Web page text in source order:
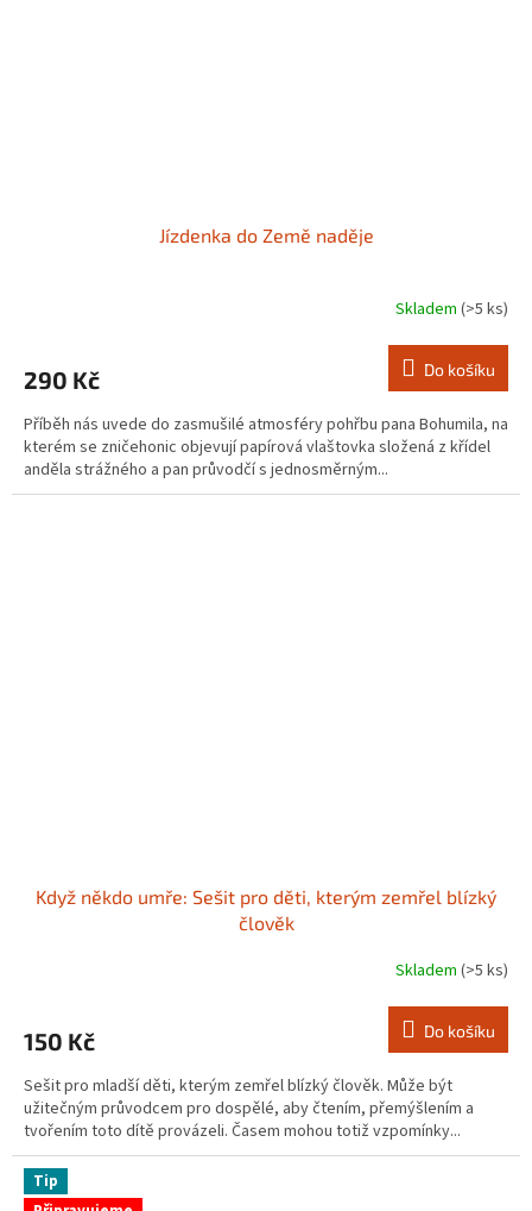
Jízdenka do Země naděje
Skladem (>5 ks)
290 Kč Do košíku
Příběh nás uvede do zasmušilé atmosféry pohřbu pana Bohumila, na
kterém se zničehonic objevují papírová vlaštovka složená z křídel
anděla strážného a pan průvodčí s jednosměrným...
Když někdo umře: Sešit pro děti, kterým zemřel blízký
člověk
Skladem (>5 ks)
150 Kč Do košíku
Sešit pro mladší děti, kterým zemřel blízký člověk. Může být
užitečným průvodcem pro dospělé, aby čtením, přemýšlením a
tvořením toto dítě provázeli. Časem mohou totiž vzpomínky...
Tip